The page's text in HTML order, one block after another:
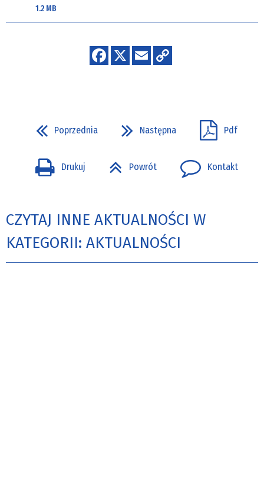
1.2 MB
Poprzednia Następna Pdf
Drukuj Powrót Kontakt
CZYTAJ INNE AKTUALNOŚCI W
KATEGORII: AKTUALNOŚCI